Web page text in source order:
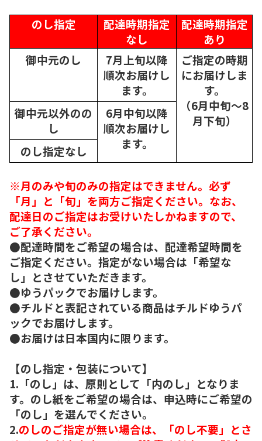
のし指定
配達時期指定
なし
配達時期指定
あり
御中元のし
7月上旬以降
順次お届けし
ます。
ご指定の時期
にお届けしま
す。
（6月中旬～8
月下旬）
御中元以外のの
し
6月中旬以降
順次お届けし
ます。
のし指定なし
※月のみや旬のみの指定はできません。必ず
「月」と「旬」を両方ご指定ください。なお、
配達日のご指定はお受けいたしかねますので、
ご了承ください。
●配達時間をご希望の場合は、配達希望時間を
ご指定ください。指定がない場合は「希望な
し」とさせていただきます。
●ゆうパックでお届けします。
●チルドと表記されている商品はチルドゆうパ
ックでお届けします。
●お届けは日本国内に限ります。
【のし指定・包装について】
1.「のし」は、原則として「内のし」となりま
す。のし紙をご希望の場合は、申込時にご希望の
「のし」を選んでください。
2.のしのご指定が無い場合は、「のし不要」とさ